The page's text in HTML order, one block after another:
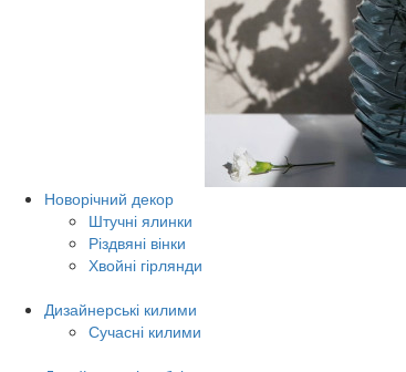
Новорічний декор
Штучні ялинки
Різдвяні вінки
Хвойні гірлянди
Дизайнерські килими
Сучасні килими